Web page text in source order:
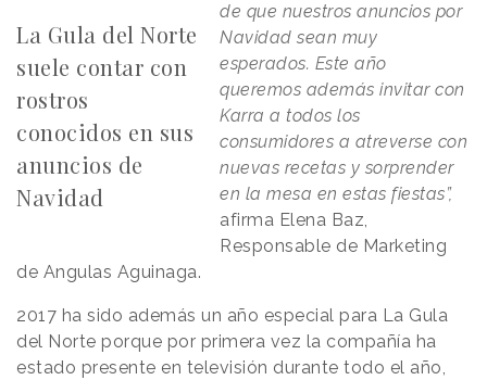
La Gula del Norte
suele contar con
rostros
conocidos en sus
anuncios de
Navidad
de que nuestros anuncios por
Navidad sean muy
esperados. Este año
queremos además invitar con
Karra a todos los
consumidores a atreverse con
nuevas recetas y sorprender
en la mesa en estas fiestas”,
afirma Elena Baz,
Responsable de Marketing
de Angulas Aguinaga.
2017 ha sido además un año especial para La Gula
del Norte porque por primera vez la compañía ha
estado presente en televisión durante todo el año,